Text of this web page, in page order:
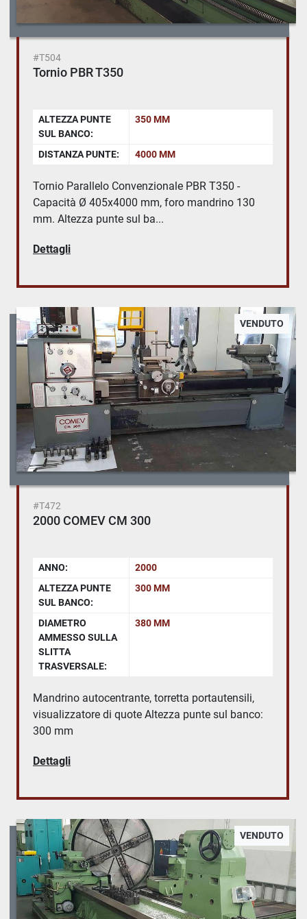
#T504
Tornio PBR T350
ALTEZZA PUNTE
SUL BANCO:
350 MM
DISTANZA PUNTE: 4000 MM
Tornio Parallelo Convenzionale PBR T350 -
Capacità Ø 405x4000 mm, foro mandrino 130
mm. Altezza punte sul ba...
Dettagli
VENDUTO
#T472
2000 COMEV CM 300
ANNO:
2000
ALTEZZA PUNTE
SUL BANCO:
300 MM
DIAMETRO
AMMESSO SULLA
SLITTA
TRASVERSALE:
380 MM
Mandrino autocentrante, torretta portautensili,
visualizzatore di quote Altezza punte sul banco:
300 mm
Dettagli
VENDUTO